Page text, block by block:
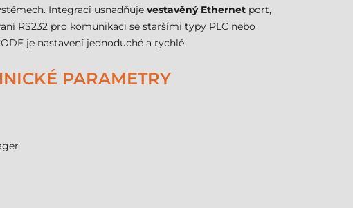
Integraci usnadňuje vestavěný Ethernet port,
RS232 pro komunikaci se staršími typy PLC nebo
je nastavení jednoduché a rychlé.
PARAMETRY